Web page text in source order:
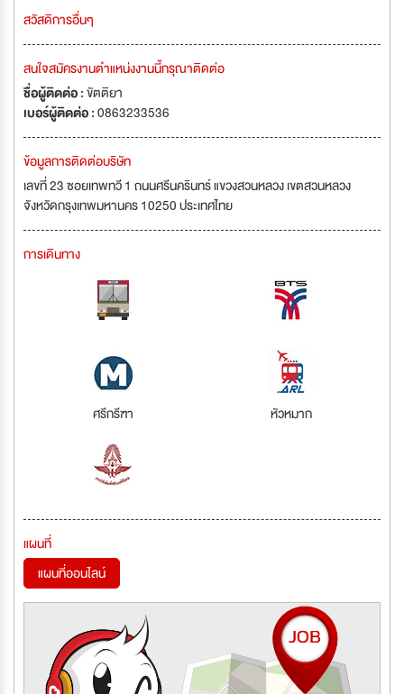
สวัสดิการอื่นๆ
สนใจสมัครงานตำแหน่งงานนี้กรุณาติดต่อ
ชื่อผู้ติดต่อ :ขัตติยา
เบอร์ผู้ติดต่อ :0863233536
ข้อมูลการติดต่อบริษัท
เลขที่ 23 ซอยเทพทวี 1 ถนนศรีนครินทร์ แขวงสวนหลวง เขตสวนหลวง
จังหวัดกรุงเทพมหานคร 10250 ประเทศไทย
การเดินทาง
ศรีกรีฑา หัวหมาก
แผนที่
แผนที่ออนไลน์